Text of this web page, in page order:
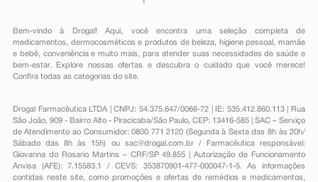
Bem-vindo à Drogal! Aqui, você encontra uma seleção completa de
medicamentos , dermocosméticos e produtos de beleza, higiene pessoal ,mamãe
e bebê, conveniênciae muito mais, para atender suas necessidades de saúde e
bem-estar. Explore nossas ofertas e descubra o cuidado que você merece!
Confira todas as categorias do site.
Drogal Farmacêutica LTDA | CNPJ: 54.375.647/0066-72 | IE: 535.412.860.113 | Rua
São João, 909 - Bairro Alto - Piracicaba/São Paulo, CEP: 13416-585 | SAC – Serviço
de Atendimento ao Consumidor: 0800 771 2120 (Segunda à Sexta das 8h às 20h/
Sábado das 8h às 15h) ou sac@drogal.com.br/ Farmacêutica responsável:
Giovanna do Rosario Martins – CRF/SP 49.855 | Autorização de Funcionamento
Anvisa (AFE): 7.15583.1 / CEVS: 353870901-477-000047-1-5. As informações
contidas neste site, como promoções e ofertas de remédios e medicamentos,